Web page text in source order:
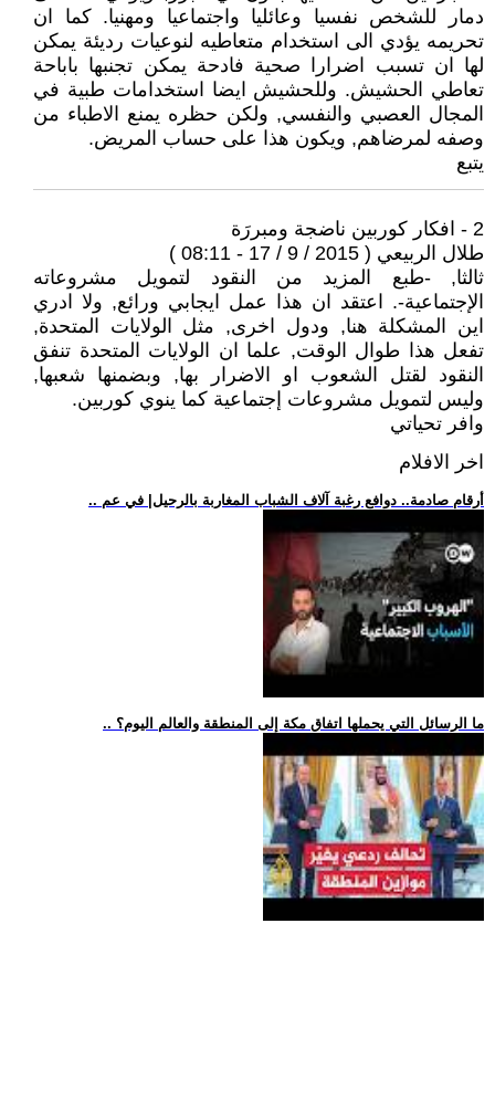
دمار للشخص نفسيا وعائليا واجتماعيا ومهنيا. كما ان
تحريمه يؤدي الى استخدام متعاطيه لنوعيات رديئة يمكن
لها ان تسبب اضرارا صحية فادحة يمكن تجنبها باباحة
تعاطي الحشيش. وللحشيش ايضا استخدامات طبية في
المجال العصبي والنفسي, ولكن حظره يمنع الاطباء من
وصفه لمرضاهم, ويكون هذا على حساب المريض.
يتبع
2 - افكار كوربين ناضجة ومبررَة
طلال الربيعي ( 2015 / 9 / 17 - 08:11 )
ثالثا, -طبع المزيد من النقود لتمويل مشروعاته
الإجتماعية-. اعتقد ان هذا عمل ايجابي ورائع, ولا ادري
اين المشكلة هنا, ودول اخرى, مثل الولايات المتحدة,
تفعل هذا طوال الوقت, علما ان الولايات المتحدة تنفق
النقود لقتل الشعوب او الاضرار بها, وبضمنها شعبها,
وليس لتمويل مشروعات إجتماعية كما ينوي كوربين.
وافر تحياتي
اخر الافلام
.. أرقام صادمة.. دوافع رغبة آلاف الشباب المغاربة بالرحيل| في عم
.. ما الرسائل التي يحملها اتفاق مكة إلى المنطقة والعالم اليوم؟